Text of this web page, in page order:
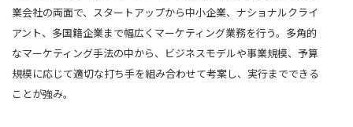
業会社の両面で、スタートアップから中小企業、ナショナルクライ
アント、多国籍企業まで幅広くマーケティング業務を行う。多角的
なマーケティング手法の中から、ビジネスモデルや事業規模、予算
規模に応じて適切な打ち手を組み合わせて考案し、実行までできる
ことが強み。